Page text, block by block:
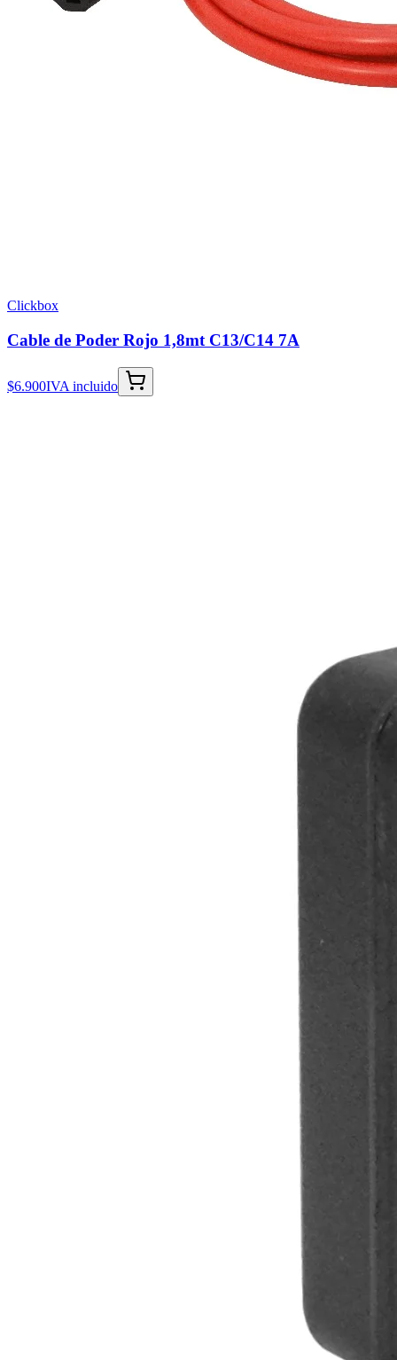
Clickbox
Cable de Poder Rojo 1,8mt C13/C14 7A
$6.900IVA incluido